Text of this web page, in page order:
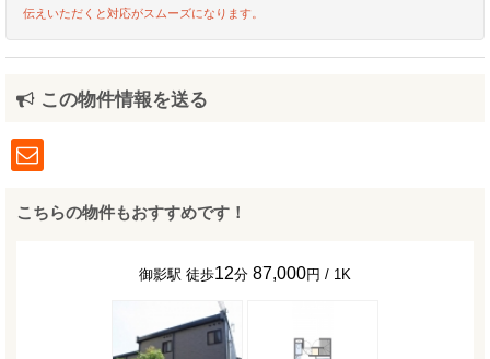
伝えいただくと対応がスムーズになります。
この物件情報を送る
こちらの物件もおすすめです！
御影駅 徒歩12分 87,000円 / 1K